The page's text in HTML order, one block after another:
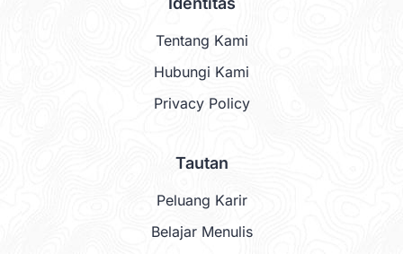
Tentang Kami
Hubungi Kami
Privacy Policy
Tautan
Peluang Karir
Belajar Menulis